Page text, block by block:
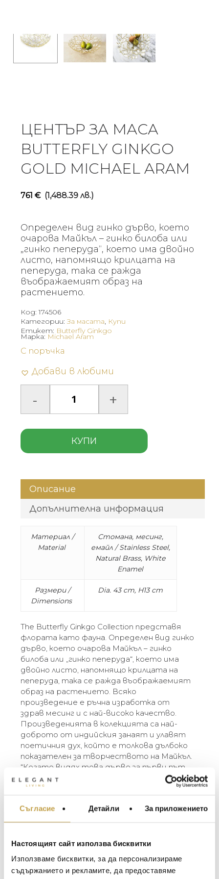
Съгласие Детайли За приложението
Настоящият сайт използва бисквитки
Използваме бисквитки, за да персонализираме
съдържанието и рекламите, да предоставяме
ЦЕНТЪР ЗА МАСА
BUTTERFLY GINKGO
GOLD MICHAEL ARAM
761 € (1,488.39 лв.)
Определен вид гинко дърво, което
очарова Майкъл – гинко билоба или
„гинко пеперуда“, което има двойно
листо, напомнящо крилцата на
пеперуда, така се ражда
въображаемият образ на
растението.
Код:174506
Категории:За масата, Купи
Етикет: Butterfly Ginkgo
С поръчка
Добави в любими
КУПИ
Марка: Michael Aram
Описание
Допълнителна информация
Материал /
Material
Стомана, месинг,
емайл / Stainless Steel,
Natural Brass, White
Enamel
Размери /
Dimensions
Dia. 43 cm, H13 cm
The Butterfly Ginkgo Collection представя
флората като фауна. Определен вид гинко
дърво, което очарова Майкъл – гинко
билоба или „гинко пеперуда“, което има
двойно листо, напомнящо крилцата на
пеперуда, така се ражда въображаемият
образ на растението. Всяко
произведение е ръчна изработка от
здрав месинг и с най-високо качество.
Произведенията в колекцията са най-
доброто от индийския занаят и улавят
поетичния дух, който е толкова дълбоко
показателен за творчеството на Майкъл.
“Когато видях това дърво за първи път,
то изглеждаше сякаш e отрупано с
пеперуди, готови да излетят всеки
или издам някакъв звук. Беше магическо,
сякаш дървото можеше да се
с едно мигване на окото…” – Michael Aram
The Butterfly Ginkgo Collection celebrates the
representation of flora as fauna. Michael’s
МЕБЕЛИ ЗА ДОМА И
ЗА МАСАТА
BACCARAT